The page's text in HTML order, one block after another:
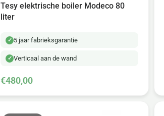
Tesy elektrische boiler Modeco 80
liter
5 jaar fabrieksgarantie
Verticaal aan de wand
€480,00